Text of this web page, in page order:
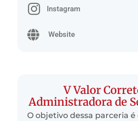
Instagram
Website
V Valor
Administradora de
O objetivo dessa parceria